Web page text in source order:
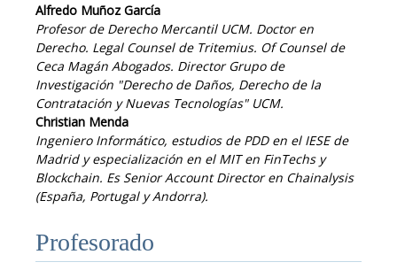
Alfredo Muñoz García
Profesor de Derecho Mercantil UCM. Doctor en
Derecho. Legal Counsel de Tritemius. Of Counsel de
Ceca Magán Abogados. Director Grupo de
Investigación "Derecho de Daños, Derecho de la
Contratación y Nuevas Tecnologías" UCM.
Christian Menda
Ingeniero Informático, estudios de PDD en el IESE de
Madrid y especialización en el MIT en FinTechs y
Blockchain. Es Senior Account Director en Chainalysis
(España, Portugal y Andorra).
Profesorado